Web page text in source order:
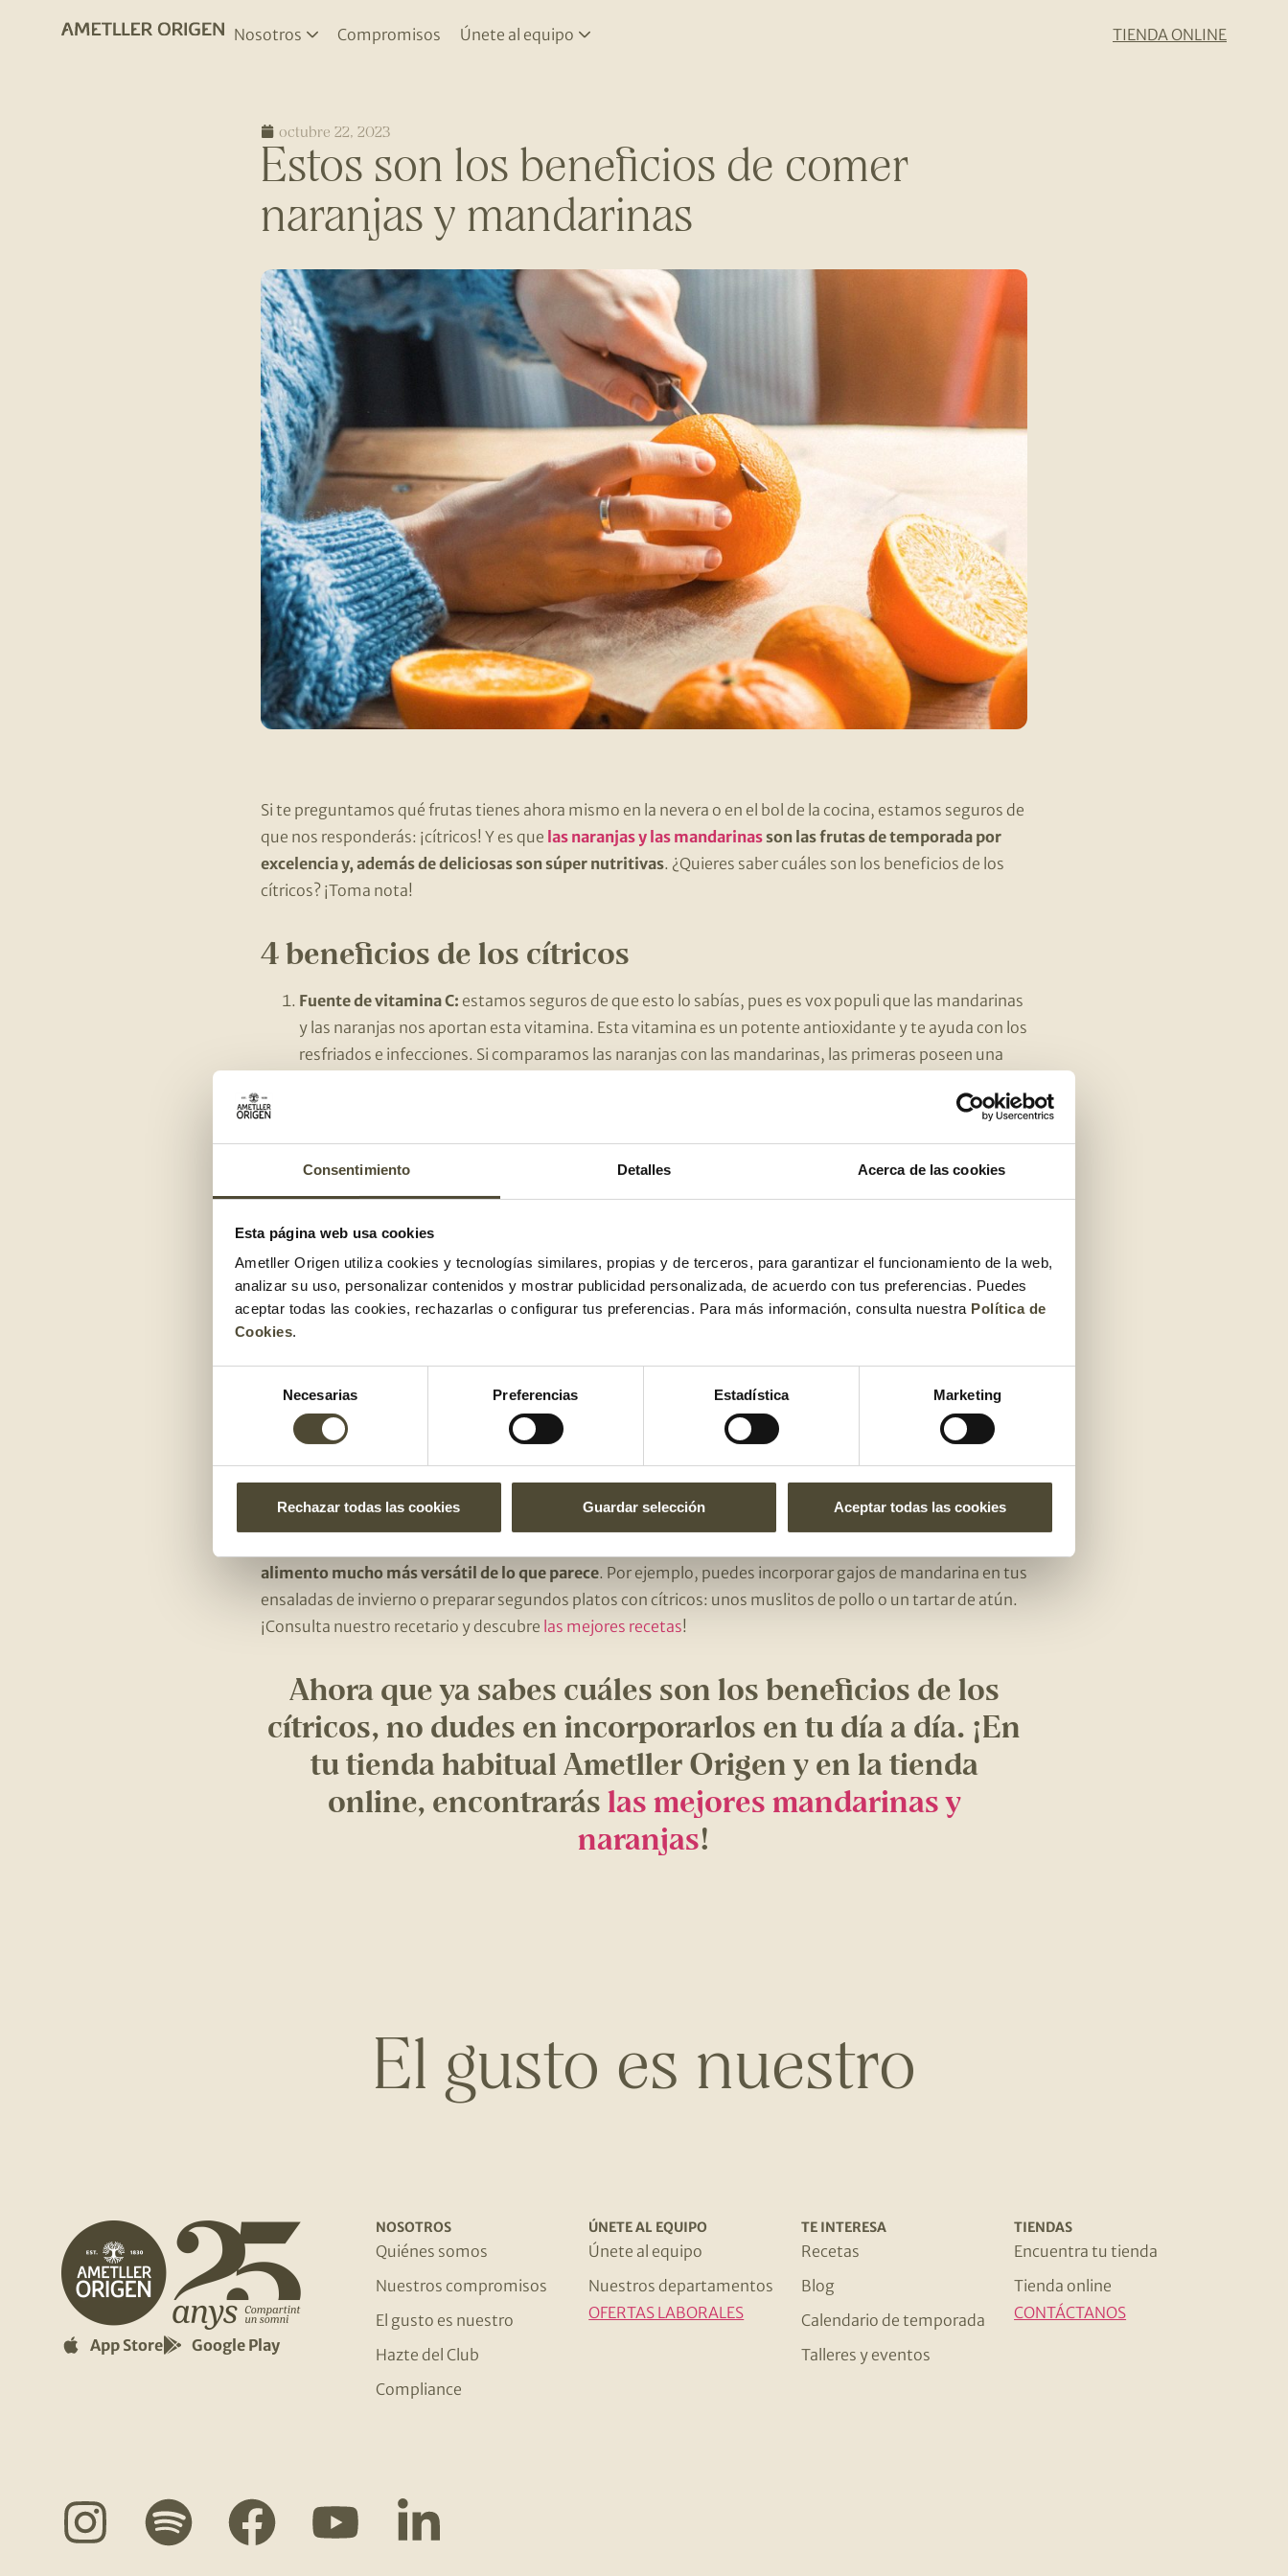
Consentimiento Detalles Acerca de las cookies
Esta página web usa cookies
Ametller Origen utiliza cookies y tecnologías similares, propias y de terceros, para garantizar el funcionamiento de la web,
analizar su uso, personalizar contenidos y mostrar publicidad personalizada, de acuerdo con tus preferencias. Puedes
aceptar todas las cookies, rechazarlas o configurar tus preferencias. Para más información, consulta nuestra Política de
Cookies.
consentimiento
Necesarias Preferencias Estadística Marketing
Rechazar todas las cookies Guardar selección Aceptar todas las cookies
Nosotros Compromisos Únete al equipo TIENDA ONLINE
octubre 22, 2023
Estos son los beneficios de comer
naranjas y mandarinas
Si te preguntamos qué frutas tienes ahora mismo en la nevera o en el bol de la cocina, estamos seguros de
que nos responderás: ¡cítricos! Y es que las naranjas y las mandarinasson las frutas de temporada por
excelencia y, además de deliciosas son súper nutritivas. ¿Quieres saber cuáles son los beneficios de los
cítricos? ¡Toma nota!
4 beneficios de los cítricos
Fuente de vitamina C: estamos seguros de que esto lo sabías, pues es vox populi que las mandarinas
y las naranjas nos aportan esta vitamina. Esta vitamina es un potente antioxidante y te ayuda con los
resfriados e infecciones. Si comparamos las naranjas con las mandarinas, las primeras poseen una
responsables del color naranja de las naranjas, mandarinas, zanahorias o calabazas.
Fuente de flavonoides: un potente antioxidante.
Fibra:ayuda a regular tu tránsito intestinal y mantener una microbiota sana
¿Por qué los cítricos son ácidos?
mayoría de frutas y, especialmente, en la familia de los cítricos. Para que te hagas una idea, los limones y
las naranjas tienen más ácido cítrico que las mandarinas.
Recetas originales para consumir naranjas y
mandarinas
alimento mucho más versátil de lo que parece. Por ejemplo, puedes incorporar gajos de mandarina en tus
ensaladas de invierno o preparar segundos platos con cítricos: unos muslitos de pollo o un tartar de atún.
¡Consulta nuestro recetario y descubre las mejores recetas!
Ahora que ya sabes cuáles son los beneficios de los
cítricos, no dudes en incorporarlos en tu día a día. ¡En
tu tienda habitual Ametller Origen y en la tienda
online, encontraráslas mejores mandarinas y
naranjas!
El gusto es nuestro
App Store Google Play
NOSOTROS
Quiénes somos
Nuestros compromisos
El gusto es nuestro
Hazte del Club
Compliance
ÚNETE AL EQUIPO
Únete al equipo
Nuestros departamentos
OFERTAS LABORALES
TE INTERESA
Recetas
Blog
Calendario de temporada
Talleres y eventos
TIENDAS
Encuentra tu tienda
Tienda online
CONTÁCTANOS